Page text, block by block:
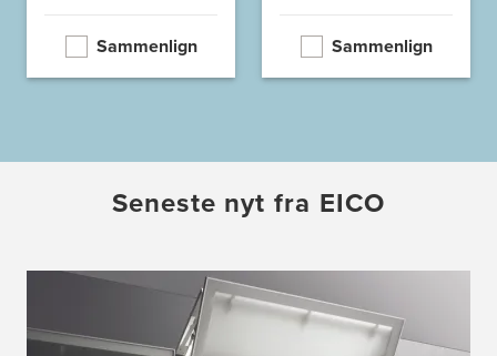
Sammenlign Sammenlign
Seneste nyt fra EICO